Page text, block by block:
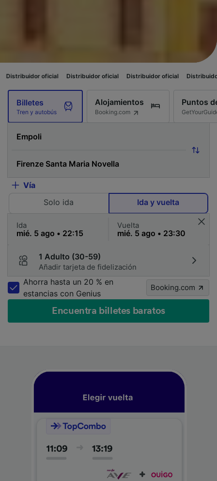
Distribuidor oficial Distribuidor oficial Distribuidor oficial
Billetes
Tren y autobús
Alojamientos
Booking.com
Puntos
Vía
Solo ida
Ida y vuelta
Ida Vuelta
1 Adulto (30-59)
Añadir tarjeta de fidelización
Ahorra hasta un 20 % en
estancias con Genius
Booking.com
Encuentra billetes baratos